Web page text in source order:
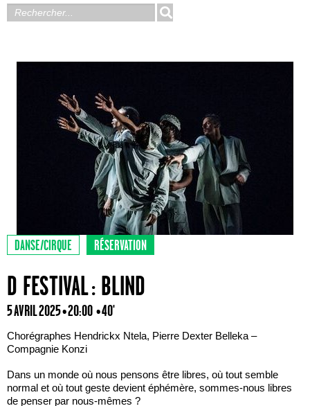
DANSE/CIRQUE RÉSERVATION
D FESTIVAL : BLIND
5 AVRIL 2025 • 20:00 • 40'
Chorégraphes Hendrickx Ntela, Pierre Dexter Belleka –
Compagnie Konzi
Dans un monde où nous pensons être libres, où tout semble
normal et où tout geste devient éphémère, sommes-nous libres
de penser par nous-mêmes ?